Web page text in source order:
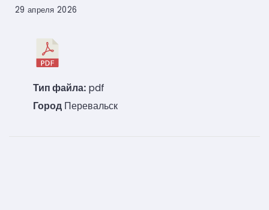
29 апреля 2026
Тип файла: pdf
Город Перевальск